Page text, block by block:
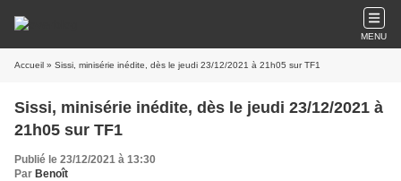
MENU
Accueil » Sissi, minisérie inédite, dès le jeudi 23/12/2021 à 21h05 sur TF1
Sissi, minisérie inédite, dès le jeudi 23/12/2021 à
21h05 sur TF1
Publié le 23/12/2021 à 13:30
Par Benoît